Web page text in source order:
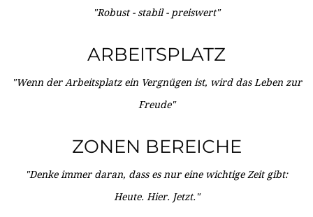
"Robust - stabil - preiswert"
ARBEITSPLATZ
"Wenn der Arbeitsplatz ein Vergnügen ist, wird das Leben zur
Freude"
ZONEN BEREICHE
"Denke immer daran, dass es nur eine wichtige Zeit gibt:
Heute. Hier. Jetzt."